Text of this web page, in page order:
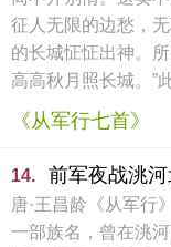
征人无限的边愁，
的长城怔怔出神。
高高秋月照长城。”
《从军行七首》
14. 前军夜战洮河
唐·王昌龄《从军行
一部族名，曾在洮